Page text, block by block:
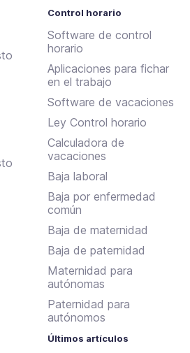
Control horario
Software de control
horario
Aplicaciones para fichar
en el trabajo
Software de vacaciones
Ley Control horario
Calculadora de
vacaciones
Baja laboral
Baja por enfermedad
común
Baja de maternidad
Baja de paternidad
Maternidad para
autónomas
Paternidad para
autónomos
Últimos artículos